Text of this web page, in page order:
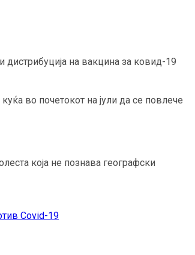
дистрибуција на вакцина за ковид-19
во почетокот на јули да се повлече
која не познава географски
Covid-19